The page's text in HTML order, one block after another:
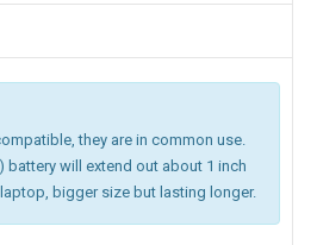
they are in common use.
battery will extend out about 1 inch
bigger size but lasting longer.